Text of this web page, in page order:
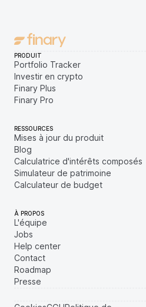
PRODUIT
Portfolio Tracker
Investir en crypto
Finary Plus
Finary Pro
RESSOURCES
Mises à jour du produit
Blog
Calculatrice d'intérêts composés
Simulateur de patrimoine
Calculateur de budget
À PROPOS
L'équipe
Jobs
Help center
Contact
Roadmap
Presse